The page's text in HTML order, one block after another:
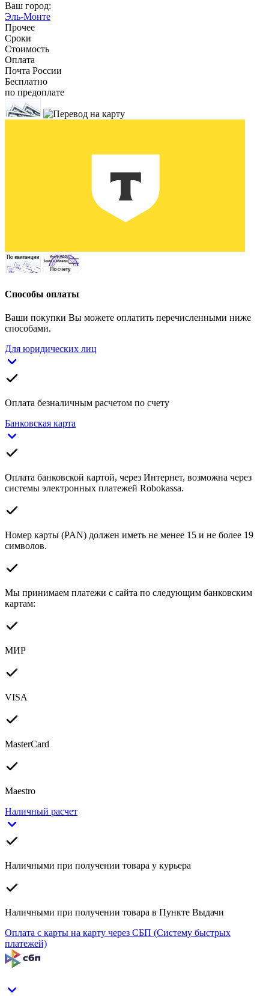
Ваш город:
Эль-Монте
Прочее
Сроки
Стоимость
Оплата
Почта России
Бесплатно
по предоплате
Способы оплаты
Ваши покупки Вы можете оплатить перечисленными ниже
способами.
Для юридических лиц
Оплата безналичным расчетом по счету
Банковская карта
Оплата банковской картой, через Интернет, возможна через
системы электронных платежей Robokassa.
Номер карты (PAN) должен иметь не менее 15 и не более 19
символов.
Мы принимаем платежи с сайта по следующим банковским
картам:
МИР
VISA
MasterCard
Maestro
Наличный расчет
Наличными при получении товара у курьера
Наличными при получении товара в Пункте Выдачи
Оплата с карты на карту через СБП (Систему быстрых
платежей)